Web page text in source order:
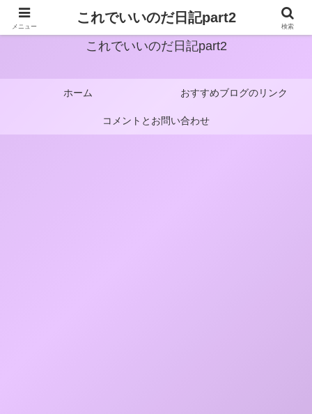
これでいいのだ日記part2
ホーム おすすめブログのリンク
コメントとお問い合わせ
メニュー
これでいいのだ日記part2
検索